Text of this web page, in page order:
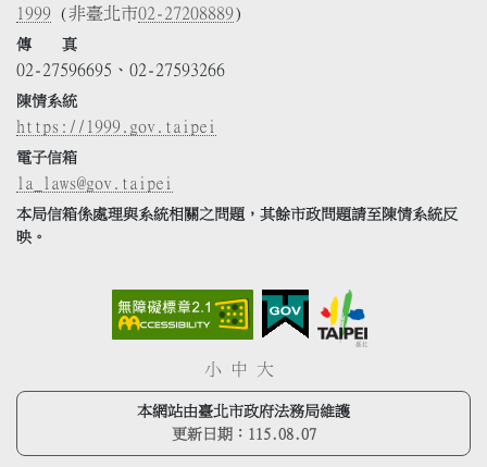
1999 (非臺北市02-27208889)
傳 真
02-27596695、02-27593266
陳情系統
https://1999.gov.taipei
電子信箱
la_laws@gov.taipei
本局信箱係處理與系統相關之問題，其餘市政問題請至陳情系統反
映。
小 中 大
本網站由臺北市政府法務局維護
更新日期： 115.08.07